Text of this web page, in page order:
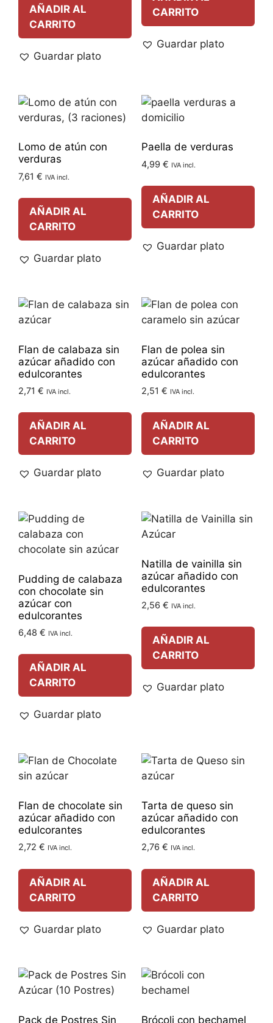
AÑADIR AL
CARRITO
Guardar plato
CARRITO
Guardar plato
Lomo de atún con
verduras
7,61 € IVA incl.
AÑADIR AL
CARRITO
Guardar plato
Paella de verduras
4,99 € IVA incl.
AÑADIR AL
CARRITO
Guardar plato
Flan de calabaza sin
azúcar añadido con
edulcorantes
2,71 € IVA incl.
AÑADIR AL
CARRITO
Guardar plato
Flan de polea sin
azúcar añadido con
edulcorantes
2,51 € IVA incl.
AÑADIR AL
CARRITO
Guardar plato
Pudding de calabaza
con chocolate sin
azúcar con
edulcorantes
6,48 € IVA incl.
AÑADIR AL
CARRITO
Guardar plato
Natilla de vainilla sin
azúcar añadido con
edulcorantes
2,56 € IVA incl.
AÑADIR AL
CARRITO
Guardar plato
Flan de chocolate sin
azúcar añadido con
edulcorantes
2,72 € IVA incl.
AÑADIR AL
CARRITO
Guardar plato
Tarta de queso sin
azúcar añadido con
edulcorantes
2,76 € IVA incl.
AÑADIR AL
CARRITO
Guardar plato
Pack de Postres Sin Brócoli con bechamel